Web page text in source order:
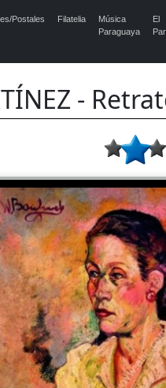
Postales Filatelia
Música
Paraguaya
El
-